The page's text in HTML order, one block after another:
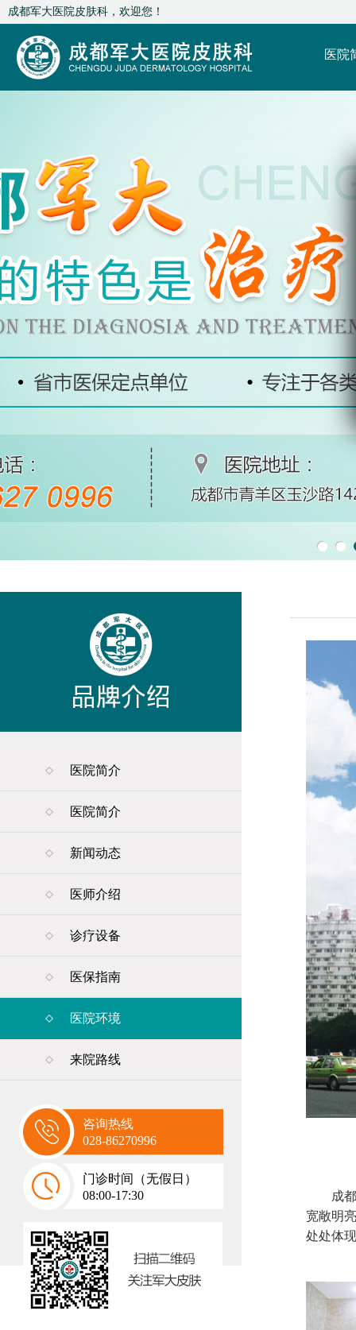
医院简介
医院简介
新闻动态
医师介绍
诊疗设备
医保指南
医院环境
来院路线
咨询热线
028-86270996
门诊时间（无假日）
08:00-17:30
成
宽敞明
处处体
成都军大医院皮肤科，欢迎您！
医院